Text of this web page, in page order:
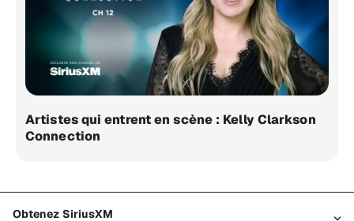
Artistes qui entrent en scène : Kelly Clarkson
Connection
Obtenez SiriusXM